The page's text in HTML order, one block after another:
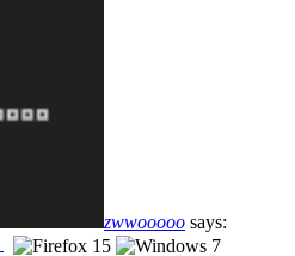
zwwooooo says: